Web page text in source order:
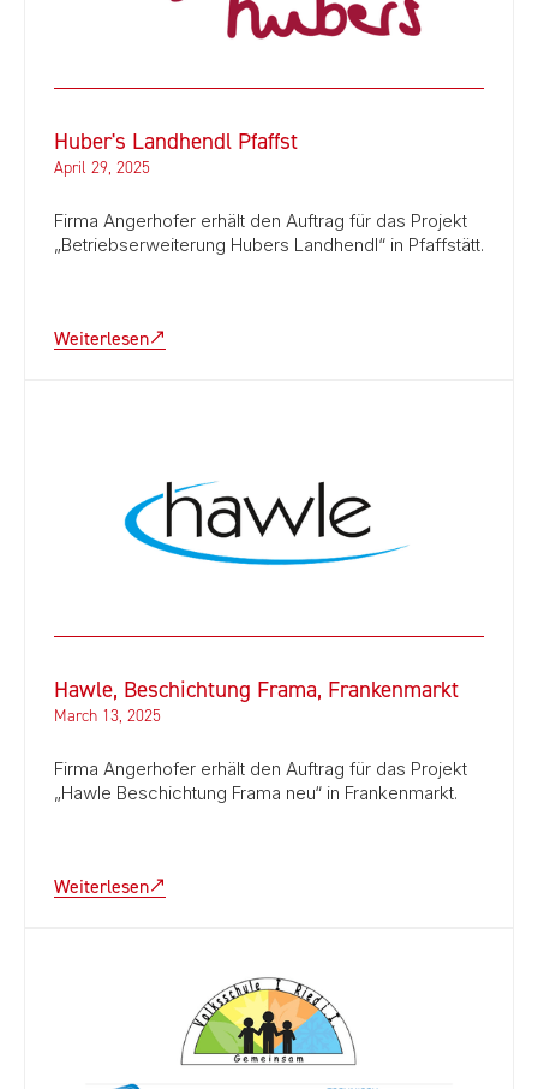
Huber's Landhendl Pfaffst
April 29, 2025
Firma Angerhofer erhält den Auftrag für das Projekt
„Betriebserweiterung Hubers Landhendl“ in Pfaffstätt.
Weiterlesen
Hawle, Beschichtung Frama, Frankenmarkt
March 13, 2025
Firma Angerhofer erhält den Auftrag für das Projekt
„Hawle Beschichtung Frama neu“ in Frankenmarkt.
Weiterlesen